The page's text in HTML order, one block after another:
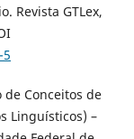
Revista GTLex,
de Conceitos de
Linguísticos) –